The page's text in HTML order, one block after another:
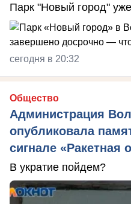
Парк "Новый город" уже
сегодня в 20:32
Общество
Администрация
опубликовала
сигнале «Ракетная
В укратие пойдем?